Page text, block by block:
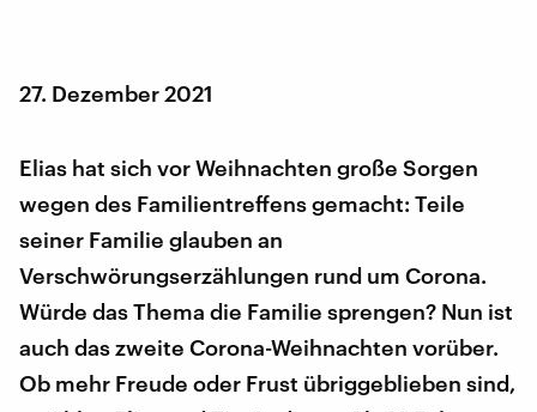
27. Dezember 2021
Elias hat sich vor Weihnachten große Sorgen
wegen des Familientreffens gemacht: Teile
seiner Familie glauben an
Verschwörungserzählungen rund um Corona.
Würde das Thema die Familie sprengen? Nun ist
auch das zweite Corona-Weihnachten vorüber.
Ob mehr Freude oder Frust übriggeblieben sind,